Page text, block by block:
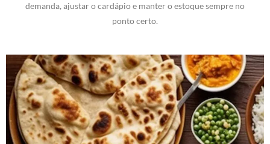
demanda, ajustar o cardápio e manter o estoque sempre no
ponto certo.